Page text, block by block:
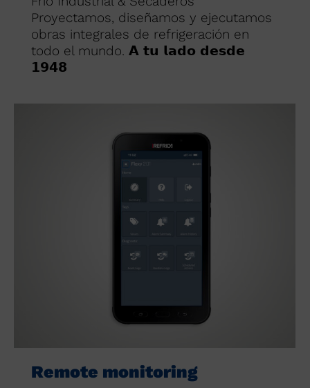
Proyectamos, diseñamos y ejecutamos
obras integrales de refrigeración en
todo el mundo. 𝗔 𝘁𝘂 𝗹𝗮𝗱𝗼 𝗱𝗲𝘀𝗱𝗲
𝟭𝟵𝟰𝟴
Remote monitoring